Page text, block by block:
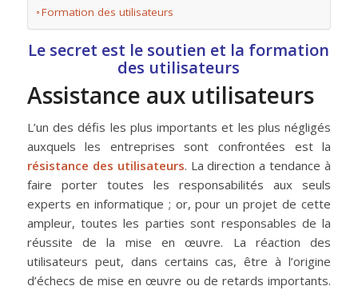
Formation des utilisateurs
Le secret est le soutien et la formation
des utilisateurs
Assistance aux utilisateurs
L’un des défis les plus importants et les plus négligés
auxquels les entreprises sont confrontées est la
résistance des utilisateurs. La direction a tendance à
faire porter toutes les responsabilités aux seuls
experts en informatique ; or, pour un projet de cette
ampleur, toutes les parties sont responsables de la
réussite de la mise en œuvre. La réaction des
utilisateurs peut, dans certains cas, être à l’origine
d’échecs de mise en œuvre ou de retards importants.